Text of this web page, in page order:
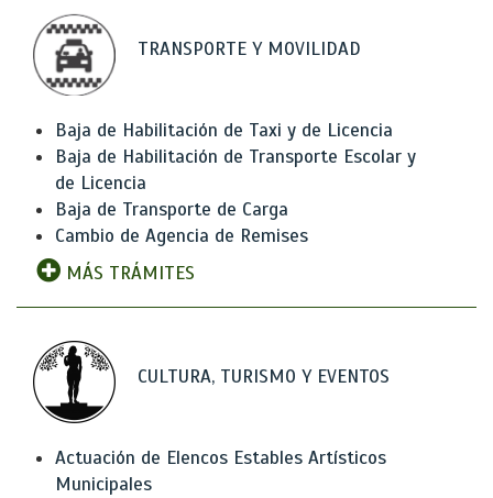
TRANSPORTE Y MOVILIDAD
Baja de Habilitación de Taxi y de Licencia
Baja de Habilitación de Transporte Escolar y
de Licencia
Baja de Transporte de Carga
Cambio de Agencia de Remises
MÁS TRÁMITES
CULTURA, TURISMO Y EVENTOS
Actuación de Elencos Estables Artísticos
Municipales